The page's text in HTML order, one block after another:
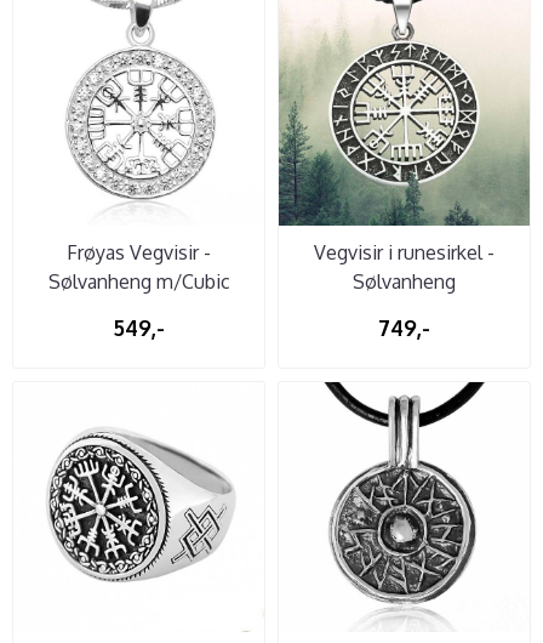
Frøyas Vegvisir -
Sølvanheng m/Cubic
549,-
Vegvisir i runesirkel -
Sølvanheng
749,-